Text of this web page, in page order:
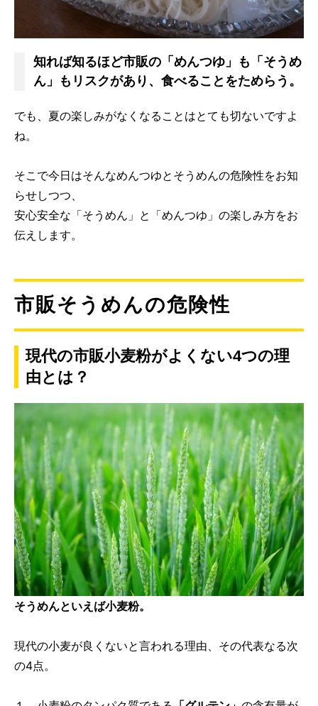
知れば知るほど市販の「めんつゆ」も「そうめ
ん」もリスクがあり、食べることをためらう。
でも、夏の楽しみがなくなることはとても切ないですよ
ね。
そこで今日はそんなめんつゆとそうめんの危険性をお知
らせしつつ、
安心安全な「そうめん」と「めんつゆ」の楽しみ方をお
伝えします。
市販そうめんの危険性
現代の市販小麦粉がよくない4つの理
由とは？
そうめんといえば小麦粉。
現代の小麦が良くないと言われる理由、その代表なる次
の4点。